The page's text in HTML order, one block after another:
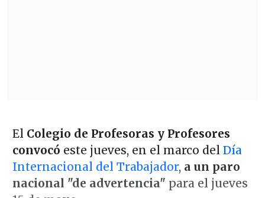
El Colegio de Profesoras y Profesores
convocó este jueves, en el marco del Día
Internacional del Trabajador, a un paro
nacional "de advertencia" para el jueves